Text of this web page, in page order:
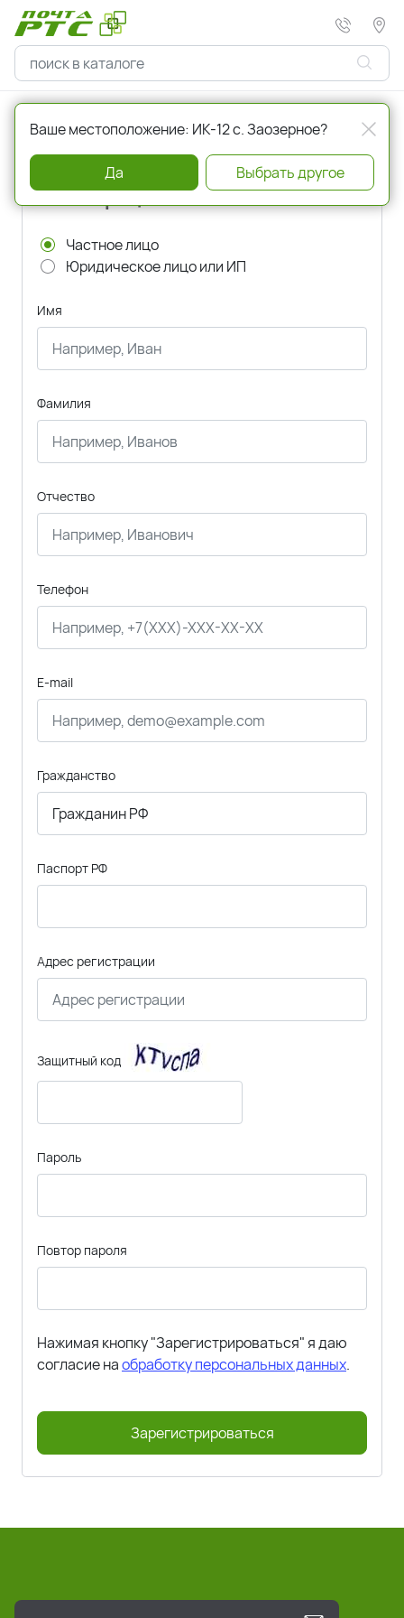
Главная Регистрация
Регистрация
Частное лицо
Юридическое лицо или ИП
Имя
Фамилия
Отчество
Телефон
E-mail
Гражданство
Паспорт РФ
Адрес регистрации
Защитный код
Пароль
Повтор пароля
Нажимая кнопку "Зарегистрироваться" я даю
согласие наобработку персональных данных.
Зарегистрироваться
Ваше местоположение: ИК-12 с. Заозерное?
Да Выбрать другое